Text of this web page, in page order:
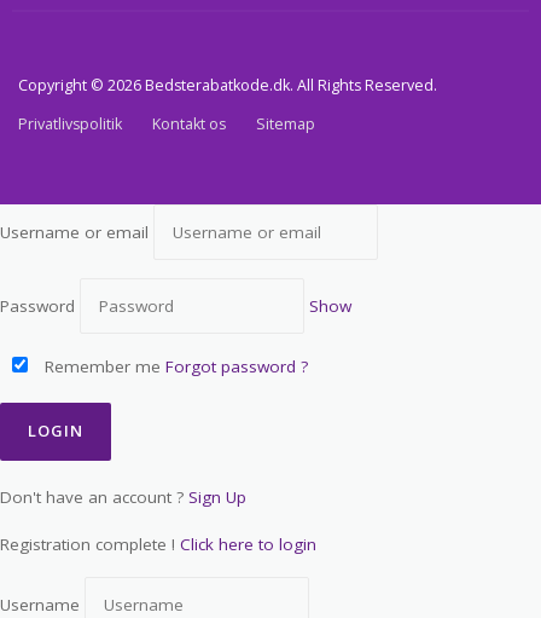
Copyright © 2026 Bedsterabatkode.dk. All Rights Reserved.
Privatlivspolitik
Kontakt os Sitemap
Username or email
Password Show
Remember me Forgot password ?
Don't have an account ? Sign Up
Registration complete ! Click here to login
Username